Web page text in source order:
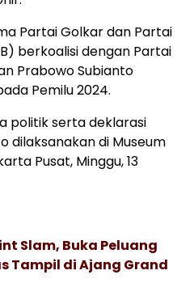
Partai Golkar dan Partai
berkoalisi dengan Partai
Prabowo Subianto
Pemilu 2024.
politik serta deklarasi
dilaksanakan di Museum
Pusat, Minggu, 13
Slam, Buka Peluang
Tampil di Ajang Grand